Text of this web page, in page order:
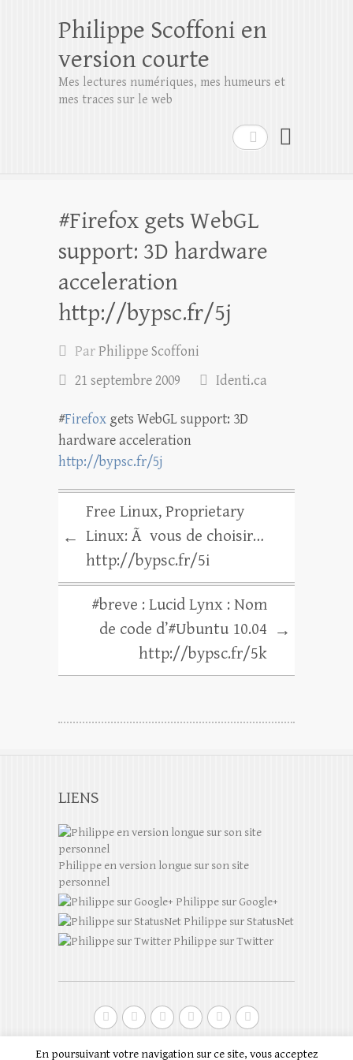
Rechercher
Philippe Scoffoni en
version courte
Mes lectures numériques, mes humeurs et
mes traces sur le web
#Firefox gets WebGL
support: 3D hardware
acceleration
http://bypsc.fr/5j
ParPhilippe Scoffoni
21 septembre 2009
Identi.ca
#Firefox gets WebGL support: 3D
hardware acceleration
http://bypsc.fr/5j
←
Free Linux, Proprietary
Linux: Ã vous de choisir…
http://bypsc.fr/5i
#breve : Lucid Lynx : Nom
de code d’#Ubuntu 10.04
http://bypsc.fr/5k
→
LIENS
Philippe en version longue sur son site
personnel
Philippe sur Google+
Philippe sur StatusNet
Philippe sur Twitter
Droits d'auteur © 2026Philippe Scoffoni en
En poursuivant votre navigation sur ce site, vous acceptez